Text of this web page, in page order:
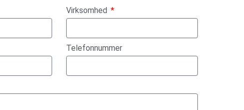
Virksomhed
Telefonnummer